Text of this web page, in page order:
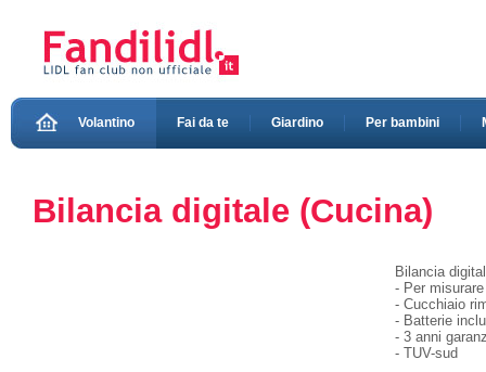
Volantino Fai da te Giardino Per bambini
Bilancia digitale (Cucina)
Bilancia
- Per
- Cucchiaio
- Batterie
- 3 anni
- TUV-sud